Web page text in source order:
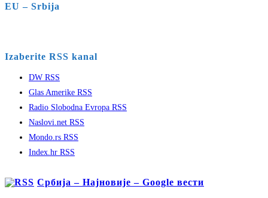
EU – Srbija
Izaberite RSS kanal
DW RSS
Glas Amerike RSS
Radio Slobodna Evropa RSS
Naslovi.net RSS
Mondo.rs RSS
Index.hr RSS
Србија – Најновије – Google вести